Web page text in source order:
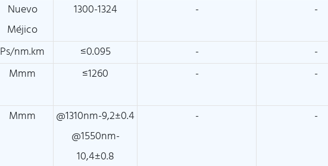
Nuevo
Méjico
1300-1324 - -
Ps/nm.km ≤0.095 - -
Mmm ≤1260 - -
Mmm
@1310nm-9,2±0.4
@1550nm-
10,4±0.8
- -